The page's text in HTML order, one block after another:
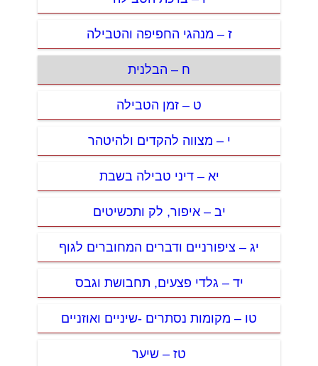
ז – מנהגי החפיפה והטבילה
ח – הבלנית
ט – זמן הטבילה
י – מצווה להקדים ולהיטהר
יא – דיני טבילה בשבת
יב – איפור, לק ותכשיטים
יג – ציפורניים ודברים המחוברים לגוף
יד – גלדי פצעים, תחבושת וגבס
טו – מקומות נסתרים -שיניים ואוזניים
טז – שיער